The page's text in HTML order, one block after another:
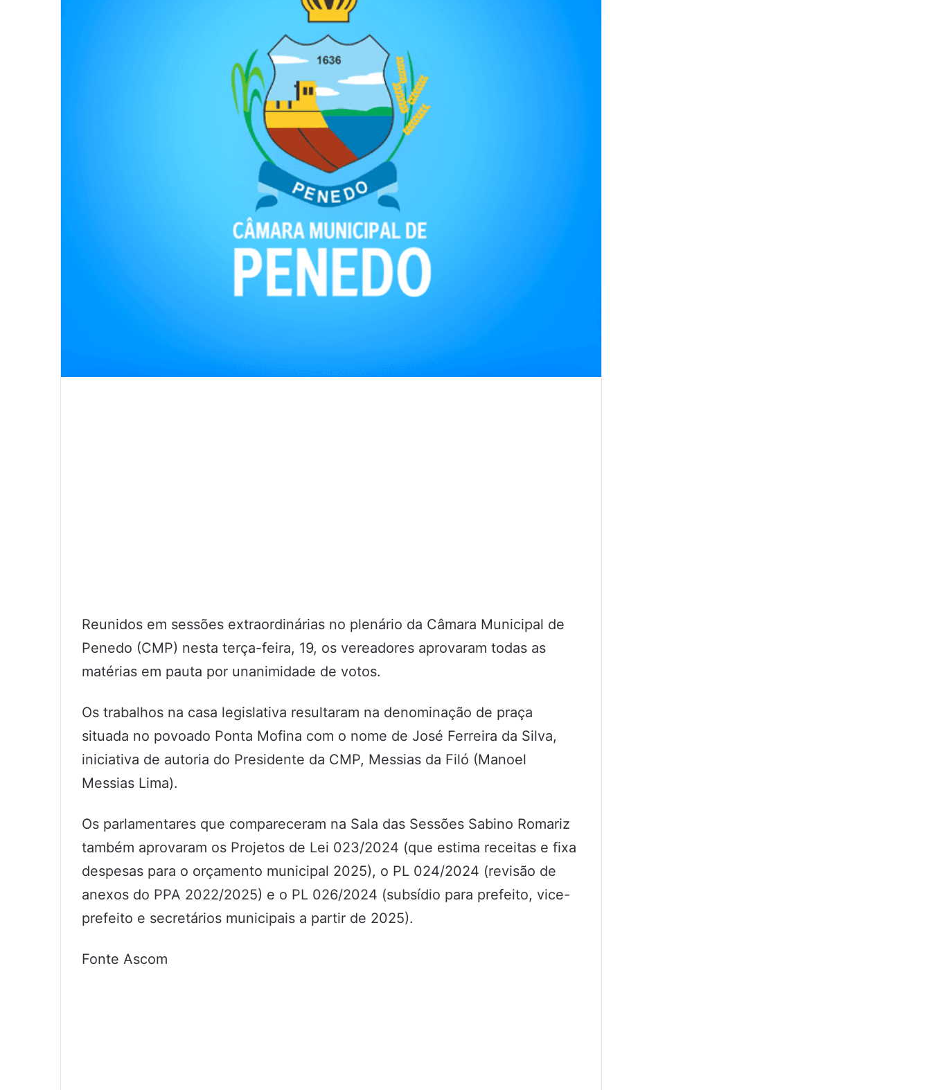
Reunidos em sessões extraordinárias no plenário da Câmara Municipal de
Penedo (CMP) nesta terça-feira, 19, os vereadores aprovaram todas as
matérias em pauta por unanimidade de votos.
Os trabalhos na casa legislativa resultaram na denominação de praça
situada no povoado Ponta Mofina com o nome de José Ferreira da Silva,
iniciativa de autoria do Presidente da CMP, Messias da Filó (Manoel
Messias Lima).
Os parlamentares que compareceram na Sala das Sessões Sabino Romariz
também aprovaram os Projetos de Lei 023/2024 (que estima receitas e fixa
despesas para o orçamento municipal 2025), o PL 024/2024 (revisão de
anexos do PPA 2022/2025) e o PL 026/2024 (subsídio para prefeito, vice-
prefeito e secretários municipais a partir de 2025).
Fonte Ascom